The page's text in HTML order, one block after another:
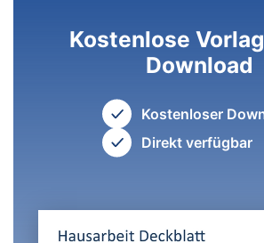
Kostenlose
Download
Kostenloser
Direkt verfügbar